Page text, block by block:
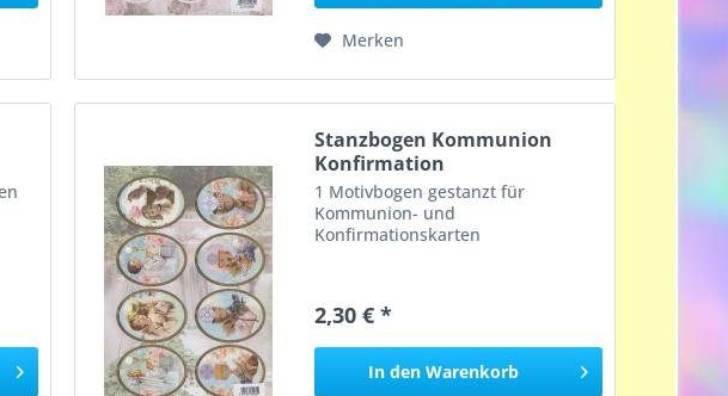
Merken
Stanzbogen Kommunion
Konfirmation
1 Motivbogen gestanzt für
Kommunion- und
Konfirmationskarten
2,30 € *
In den Warenkorb